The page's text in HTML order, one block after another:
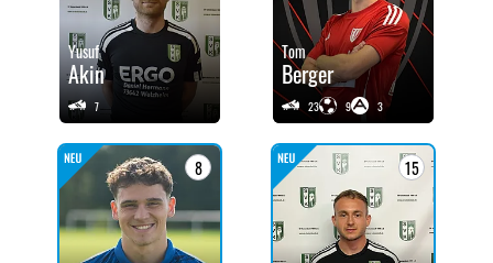
Yusuf
Akin
7
Tom
Berger
23 9 3
8 15